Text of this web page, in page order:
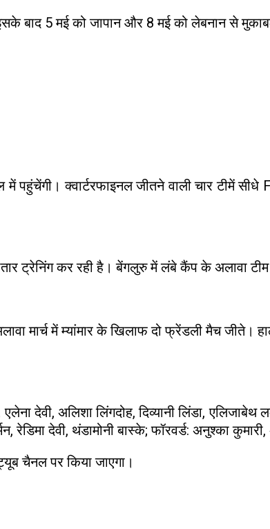
5 मई को जापान और 8 मई को लेबनान से
में पहुंचेंगी। क्वार्टरफाइनल जीतने वाली चार
ट्रेनिंग कर रही है। बेंगलुरु में लंबे कैंप के अलावा टीम
मार्च में म्यांमार के खिलाफ दो फ्रेंडली मैच
देवी, अलिशा लिंगदोह, दिव्यानी लिंडा, एलिजाबेथ
देवी, थंडामोनी बास्के; फॉरवर्ड: अनुश्का
चैनल पर किया जाएगा।